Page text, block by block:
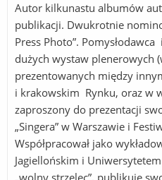
Autor kilkunastu albumów
publikacji. Dwukrotnie
Press Photo”.
dużych wystaw plenerowych
prezentowanych między
i krakowskim Rynku, oraz w
zaproszony do prezentacji
„Singera” w Warszawie i
Współpracował jako
Jagiellońskim i